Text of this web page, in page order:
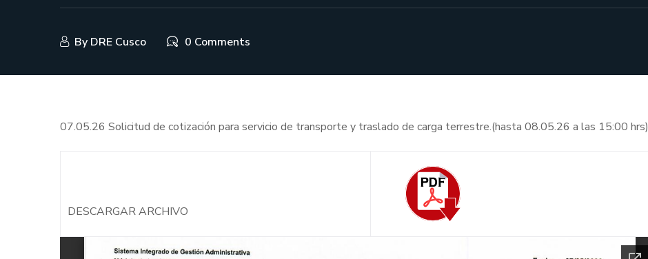
By DRE Cusco 0 Comments
07.05.26 Solicitud de cotización para servicio de transporte y traslado de carga terrestre.(hasta 08.05.26 a las 15:00 hrs)
DESCARGAR ARCHIVO